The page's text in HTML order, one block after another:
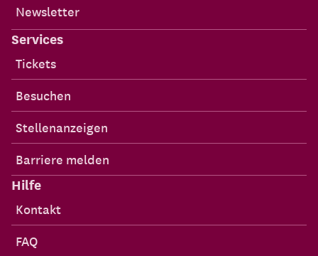
Newsletter
Services
Tickets
Besuchen
Stellenanzeigen
Barriere melden
Hilfe
Kontakt
FAQ